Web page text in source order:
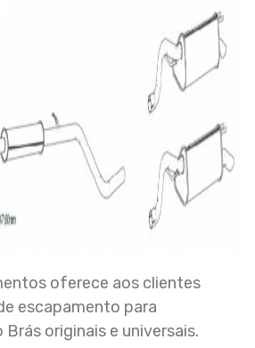
oferece aos clientes
escapamento para
originais e universais.